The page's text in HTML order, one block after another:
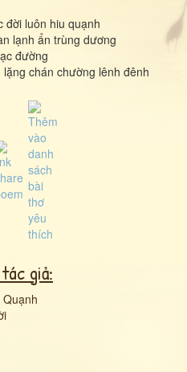
đời luôn hiu quạnh
lạnh ẩn trùng dương
đường
lặng chán chường lênh đênh
giả: